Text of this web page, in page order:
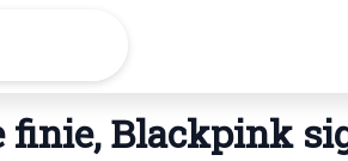
finie, Blackpink